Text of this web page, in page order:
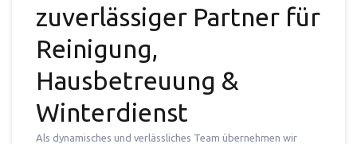
zuverlässiger Partner für
Reinigung,
Hausbetreuung &
Winterdienst
Als dynamisches und verlässliches Team übernehmen wir